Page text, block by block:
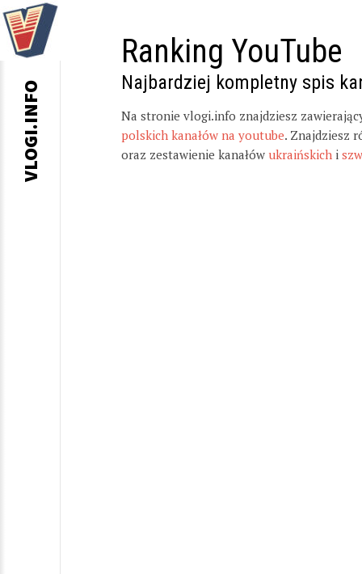
Ranking YouTube
Najbardziej kompletny spis
Na stronie vlogi.info znajdziesz
polskich kanałów na youtube. Znajdziesz
oraz zestawienie kanałów ukraińskich i
VLOGI.INFO